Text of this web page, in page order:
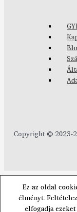
Copyright © 2023-
Ez az oldal
élményt.
elfogadja